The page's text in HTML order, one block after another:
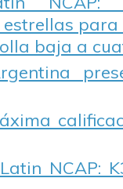
para
baja a
NCAP: